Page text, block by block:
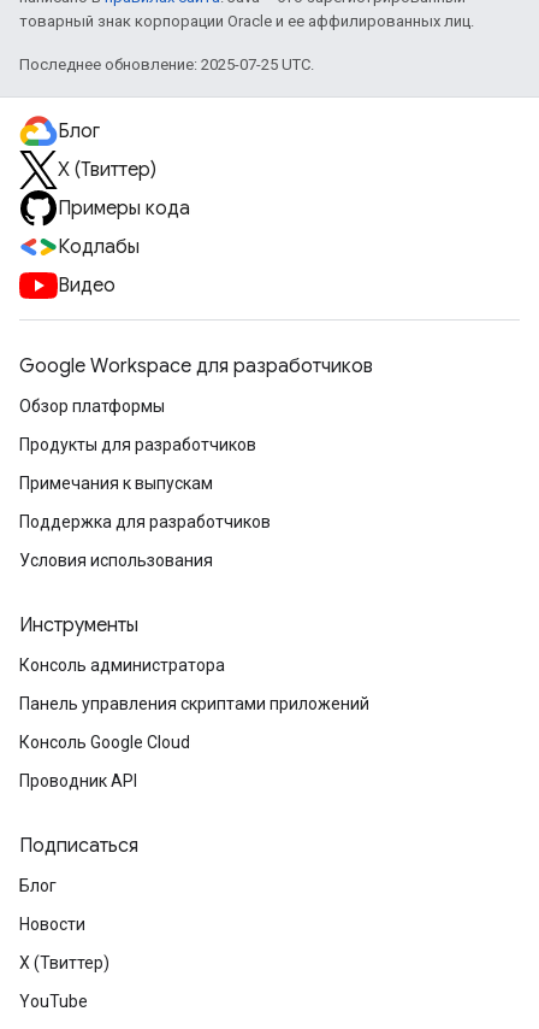
товарный знак корпорации Oracle и ее аффилированных лиц.
Последнее обновление: 2025-07-25 UTC.
Блог
X (Твиттер)
Примеры кода
Кодлабы
Видео
Google Workspace для разработчиков
Обзор платформы
Продукты для разработчиков
Примечания к выпускам
Поддержка для разработчиков
Условия использования
Инструменты
Консоль администратора
Панель управления скриптами приложений
Консоль Google Cloud
Проводник API
Подписаться
Блог
Новости
X (Твиттер)
YouTube